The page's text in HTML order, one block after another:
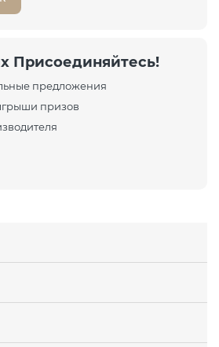
Присоединяйтесь!
предложения
призов